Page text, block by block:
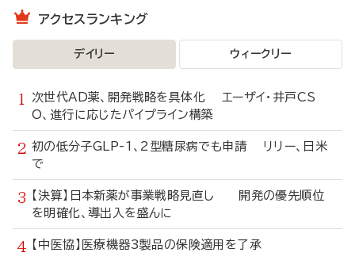
アクセスランキング
デイリー ウィークリー
次世代AD薬、開発戦略を具体化 エーザイ・井戸CS
O、進行に応じたパイプライン構築
初の低分子GLP-1、2型糖尿病でも申請 リリー、日米
で
【決算】日本新薬が事業戦略見直し 開発の優先順位
を明確化、導出入を盛んに
【中医協】医療機器3製品の保険適用を了承